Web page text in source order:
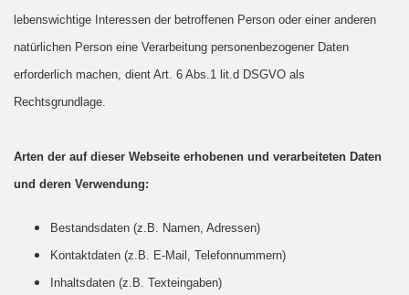
lebenswichtige Interessen der betroffenen Person oder einer anderen
natürlichen Person eine Verarbeitung personenbezogener Daten
erforderlich machen, dient Art. 6 Abs.1 lit.d DSGVO als
Rechtsgrundlage.
Arten der auf dieser Webseite erhobenen und verarbeiteten Daten
und deren Verwendung:
Bestandsdaten (z.B. Namen, Adressen)
Kontaktdaten (z.B. E-Mail, Telefonnummern)
Inhaltsdaten (z.B. Texteingaben)